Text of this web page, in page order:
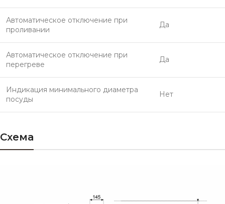
Автоматическое отключение при
проливании
Да
Автоматическое отключение при
перегреве
Да
Индикация минимального диаметра
посуды
Нет
Схема